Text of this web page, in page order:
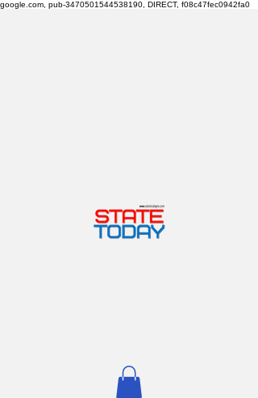
google.com, pub-3470501544538190, DIRECT, f08c47fec0942fa0